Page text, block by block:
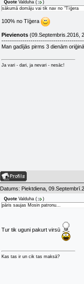
Quote Valduha (
)
sākumā domāju vai tik nav no "Tīģera
100% no Tīģera
Pievienots (09.Septembris.2016,
Man gadījās pirms 3 dienām
Ja vari - dari, ja nevari - nesāc!
Datums: Piektdiena,
Quote Valduha (
)
pāris saujas Mosin patronu...
Tur tik uguni pakurt virsū
Kas tas ir un cik tas maksā?